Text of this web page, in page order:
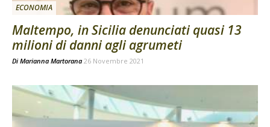
ECONOMIA
Maltempo, in Sicilia denunciati quasi 13
milioni di danni agli agrumeti
Di Marianna Martorana 26 Novembre 2021